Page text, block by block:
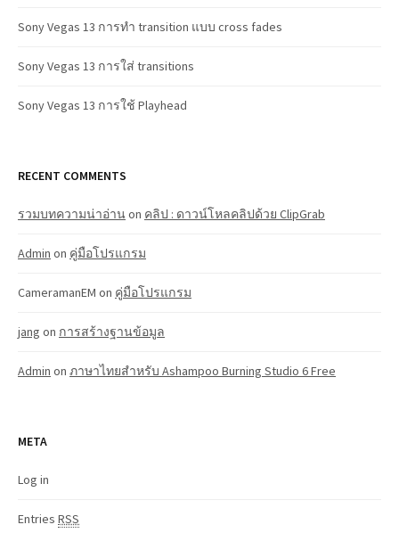
Sony Vegas 13 การทำ transition แบบ cross fades
Sony Vegas 13 การใส่ transitions
Sony Vegas 13 การใช้ Playhead
RECENT COMMENTS
รวมบทความน่าอ่านon คลิป : ดาวน์โหลคลิปด้วย ClipGrab
Admin on คู่มือโปรแกรม
CameramanEM on คู่มือโปรแกรม
jang on การสร้างฐานข้อมูล
Admin on ภาษาไทยสำหรับ Ashampoo Burning Studio 6 Free
META
Log in
Entries RSS